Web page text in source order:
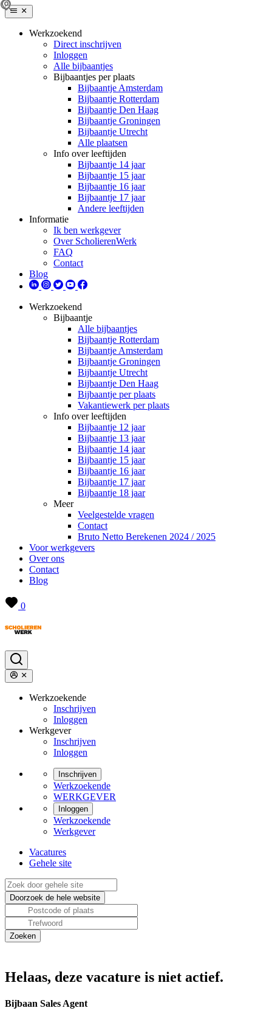
Werkzoekend
Direct inschrijven
Inloggen
Alle bijbaantjes
Bijbaantjes per plaats
Bijbaantje Amsterdam
Bijbaantje Rotterdam
Bijbaantje Den Haag
Bijbaantje Groningen
Bijbaantje Utrecht
Alle plaatsen
Info over leeftijden
Bijbaantje 14 jaar
Bijbaantje 15 jaar
Bijbaantje 16 jaar
Bijbaantje 17 jaar
Andere leeftijden
Informatie
Ik ben werkgever
Over ScholierenWerk
FAQ
Contact
Blog
Werkzoekend
Bijbaantje
Alle bijbaantjes
Bijbaantje Rotterdam
Bijbaantje Amsterdam
Bijbaantje Groningen
Bijbaantje Utrecht
Bijbaantje Den Haag
Bijbaantje per plaats
Vakantiewerk per plaats
Info over leeftijden
Bijbaantje 12 jaar
Bijbaantje 13 jaar
Bijbaantje 14 jaar
Bijbaantje 15 jaar
Bijbaantje 16 jaar
Bijbaantje 17 jaar
Bijbaantje 18 jaar
Meer
Veelgestelde vragen
Contact
Bruto Netto Berekenen 2024 / 2025
Voor werkgevers
Over ons
Contact
Blog
0
Werkzoekende
Inschrijven
Inloggen
Werkgever
Inschrijven
Inloggen
Inschrijven
Werkzoekende
WERKGEVER
Inloggen
Werkzoekende
Werkgever
Vacatures
Gehele site
Helaas, deze vacature is niet actief.
Bijbaan Sales Agent